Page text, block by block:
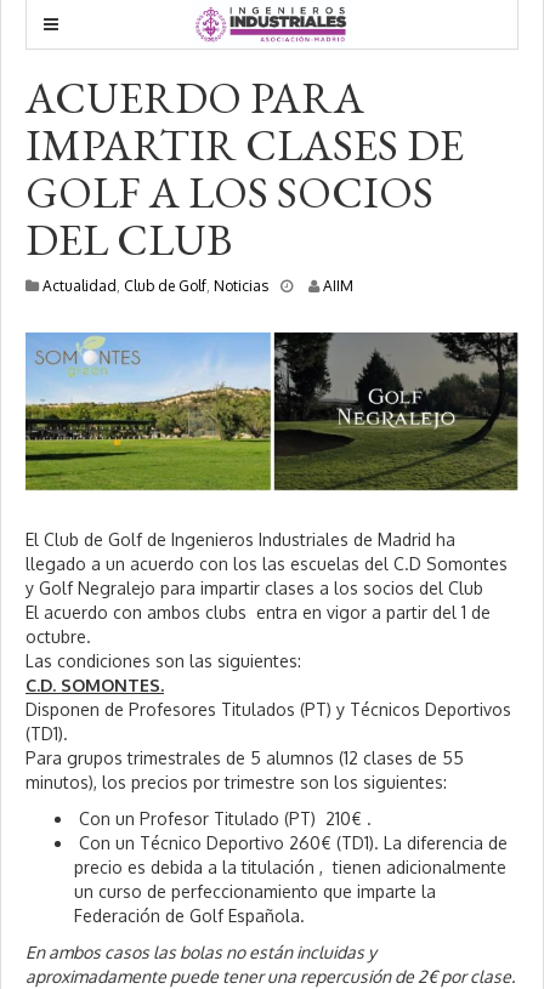
ACUERDO PARA
IMPARTIR CLASES DE
GOLF A LOS SOCIOS
DEL CLUB
Actualidad , Club de Golf, Noticias
e
p
t
i
e
b
r
,
0
2
4
AIIM
El Club de Golf de Ingenieros Industriales de Madrid ha
llegado a un acuerdo con los las escuelas del C.D Somontes
y Golf Negralejo para impartir clases a los socios del Club
El acuerdo con ambos clubs entra en vigor a partir del 1 de
octubre.
Las condiciones son las siguientes:
C.D. SOMONTES.
Disponen de Profesores Titulados (PT) y Técnicos Deportivos
(TD1).
Para grupos trimestrales de 5 alumnos (12 clases de 55
minutos), los precios por trimestre son los siguientes:
Con un Profesor Titulado (PT) 210€ .
Con un Técnico Deportivo 260€ (TD1). La diferencia de
precio es debida a la titulación , tienen adicionalmente
un curso de perfeccionamiento que imparte la
Federación de Golf Española.
En ambos casos las bolas no están incluidas y
aproximadamente puede tener una repercusión de 2€ por clase.